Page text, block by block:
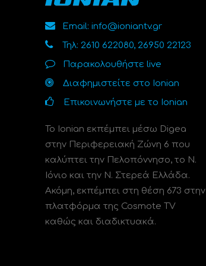
Email: info@ioniantv.gr
Τηλ: 2610 622080, 26950 22123
Παρακολουθήστε live
Διαφημιστείτε στο Ionian
Επικοινωνήστε με το Ionian
Το Ionian εκπέμπει μέσω Digea
στην Περιφερειακή Ζώνη 6 που
καλύπτει την Πελοπόννησο, το N.
Ιόνιο και την Ν. Στερεά Ελλάδα.
Ακόμη, εκπέμπει στη θέση 673 στην
πλατφόρμα της Cosmote TV
καθώς και διαδικτυακά.